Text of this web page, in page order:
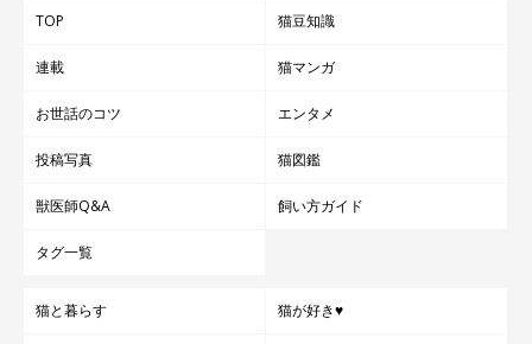
TOP 猫豆知識
連載 猫マンガ
お世話のコツ エンタメ
投稿写真 猫図鑑
獣医師Q&A 飼い方ガイド
タグ一覧
猫と暮らす 猫が好き♥